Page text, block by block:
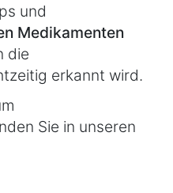
und
Medikamenten
die
erkannt wird.
Sie in unseren